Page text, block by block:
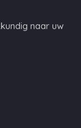
naar uw